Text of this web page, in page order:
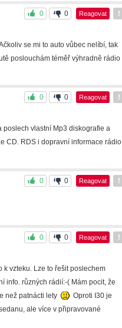
0 0 Reagovat !
se mi to auto vůbec nelíbí, tak
poslouchám téměř výhradně rádio
0 0 Reagovat !
poslech vlastní Mp3 diskografie a
CD. RDS i dopravní informace rádio
0 0 Reagovat !
0 0 Reagovat !
k vzteku. Lze to řešit poslechem
info. různých rádií:-( Mám pocit, že
než patnácti lety
Oproti I30 je
ale více v připravované